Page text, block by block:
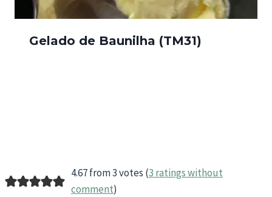
Gelado de Baunilha (TM31)
4.67 from 3 votes (3 ratings without
comment)